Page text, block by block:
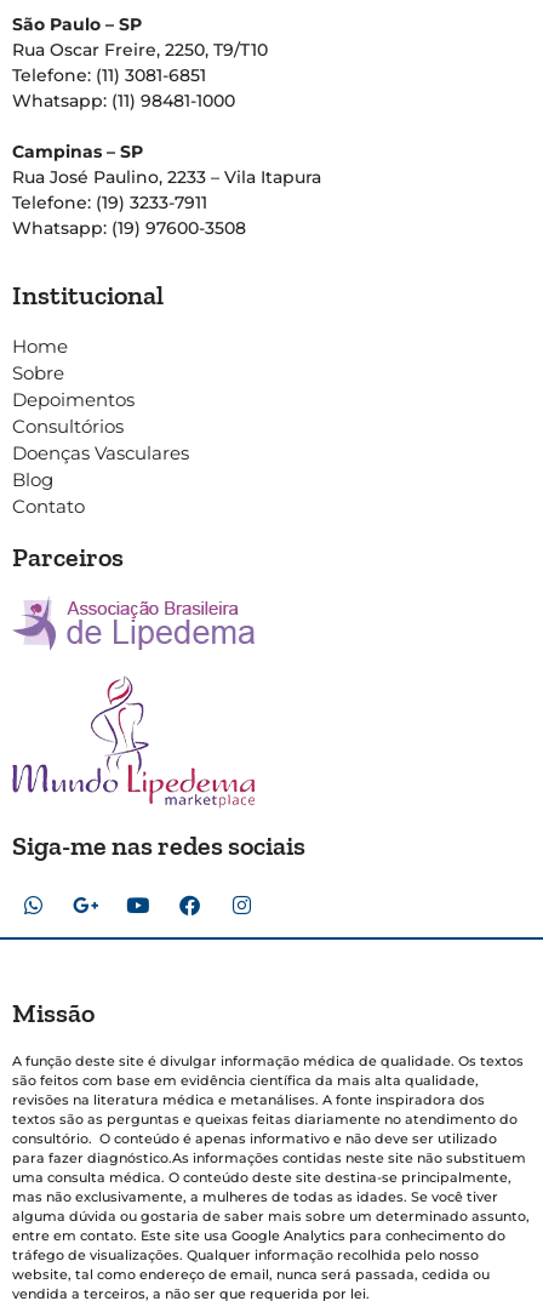
São Paulo – SP
Rua Oscar Freire, 2250, T9/T10
Telefone: (11) 3081-6851
Whatsapp: (11) 98481-1000
Campinas – SP
Rua José Paulino, 2233 – Vila Itapura
Telefone: (19) 3233-7911
Whatsapp: (19) 97600-3508
Institucional
Home
Sobre
Depoimentos
Consultórios
Doenças Vasculares
Blog
Contato
Parceiros
Siga-me nas redes sociais
Missão
A função deste site é divulgar informação médica de qualidade. Os textos
são feitos com base em evidência científica da mais alta qualidade,
revisões na literatura médica e metanálises. A fonte inspiradora dos
textos são as perguntas e queixas feitas diariamente no atendimento do
consultório. O conteúdo é apenas informativo e não deve ser utilizado
para fazer diagnóstico.As informações contidas neste site não substituem
uma consulta médica. O conteúdo deste site destina-se principalmente,
mas não exclusivamente, a mulheres de todas as idades. Se você tiver
alguma dúvida ou gostaria de saber mais sobre um determinado assunto,
entre em contato. Este site usa Google Analytics para conhecimento do
tráfego de visualizações. Qualquer informação recolhida pelo nosso
website, tal como endereço de email, nunca será passada, cedida ou
vendida a terceiros, a não ser que requerida por lei.